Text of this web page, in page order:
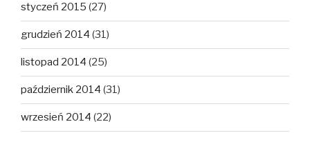
styczeń 2015 (27)
grudzień 2014 (31)
listopad 2014 (25)
październik 2014 (31)
wrzesień 2014 (22)